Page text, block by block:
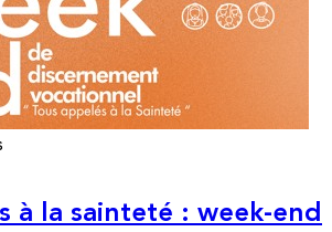
à la sainteté : week-end